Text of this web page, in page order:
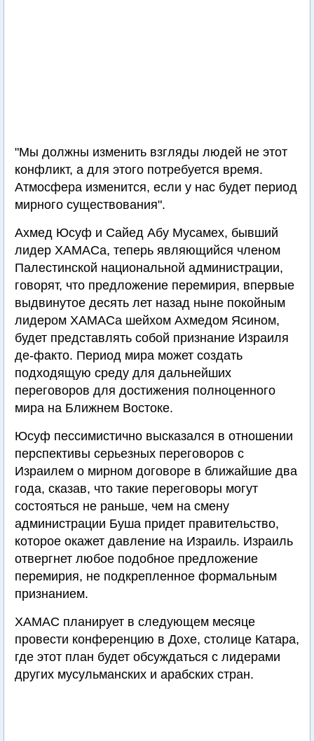
"Мы должны изменить взгляды людей не этот
конфликт, а для этого потребуется время.
Атмосфера изменится, если у нас будет период
мирного существования".
Ахмед Юсуф и Сайед Абу Мусамех, бывший
лидер ХАМАСа, теперь являющийся членом
Палестинской национальной администрации,
говорят, что предложение перемирия, впервые
выдвинутое десять лет назад ныне покойным
лидером ХАМАСа шейхом Ахмедом Ясином,
будет представлять собой признание Израиля
де-факто. Период мира может создать
подходящую среду для дальнейших
переговоров для достижения полноценного
мира на Ближнем Востоке.
Юсуф пессимистично высказался в отношении
перспективы серьезных переговоров с
Израилем о мирном договоре в ближайшие два
года, сказав, что такие переговоры могут
состояться не раньше, чем на смену
администрации Буша придет правительство,
которое окажет давление на Израиль. Израиль
отвергнет любое подобное предложение
перемирия, не подкрепленное формальным
признанием.
ХАМАС планирует в следующем месяце
провести конференцию в Дохе, столице Катара,
где этот план будет обсуждаться с лидерами
других мусульманских и арабских стран.